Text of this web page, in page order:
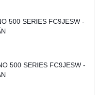
500 SERIES FC9JESW -
500 SERIES FC9JESW -